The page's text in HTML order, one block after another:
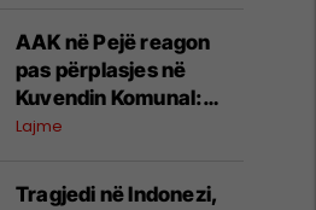
AAK në Pejë reagon
pas përplasjes në
Kuvendin Komunal:
Debati u shoqërua me
papërshtatshme
Lajme
Tragjedi në Indonezi,